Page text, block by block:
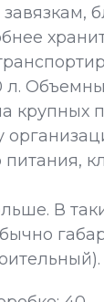
л.
крупных
В